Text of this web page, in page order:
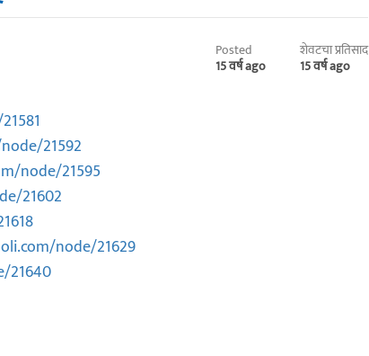
Posted
15 वर्ष ago
शेवटचा प्रतिसाद
15 वर्ष ago
21592
node/21595
21602
node/21629
21640